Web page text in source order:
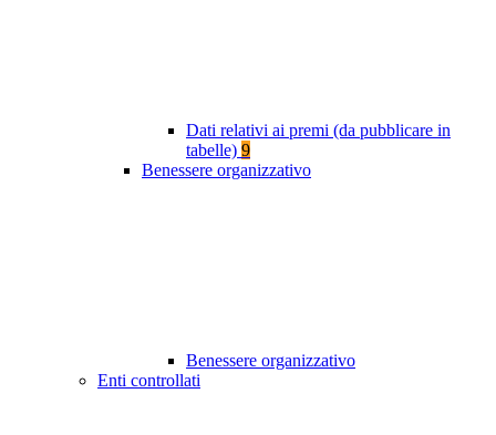
Dati relativi ai premi (da pubblicare in
tabelle) 9
Benessere organizzativo
Benessere organizzativo
Enti controllati